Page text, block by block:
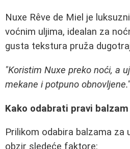
Nuxe Rêve de Miel je
voćnim uljima, idealan za
gusta tekstura pruža
"Koristim Nuxe preko noći, a
mekane i potpuno obnovljene."
Kako odabrati pravi balzam
Prilikom odabira balzama za
obzir sledeće faktore: